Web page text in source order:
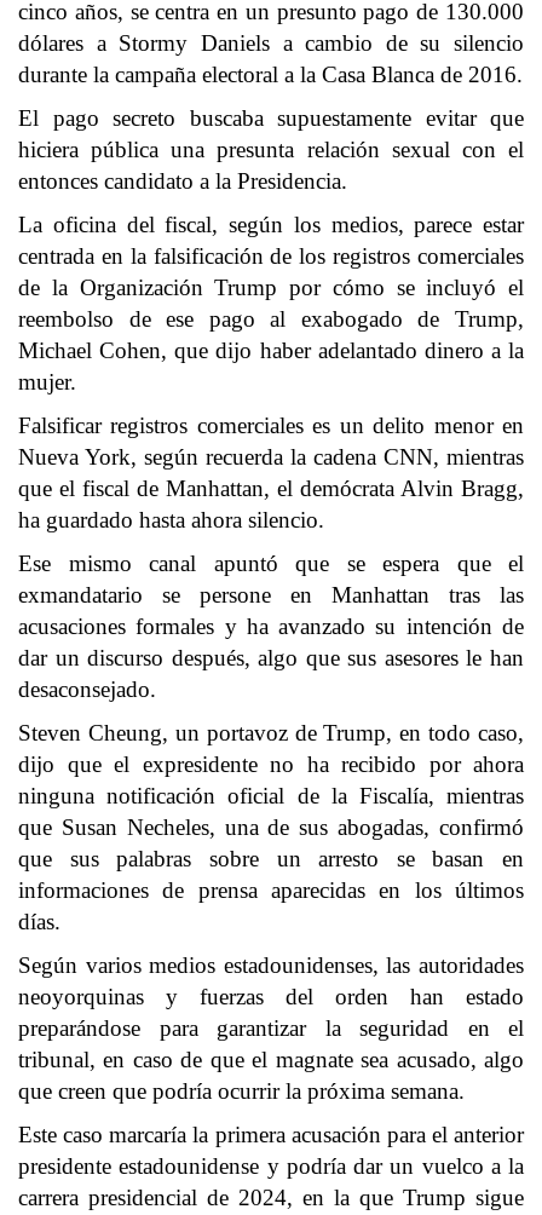
cinco años, se centra en un presunto pago de 130.000
dólares a Stormy Daniels a cambio de su silencio
durante la campaña electoral a la Casa Blanca de 2016.
El pago secreto buscaba supuestamente evitar que
hiciera pública una presunta relación sexual con el
entonces candidato a la Presidencia.
La oficina del fiscal, según los medios, parece estar
centrada en la falsificación de los registros comerciales
de la Organización Trump por cómo se incluyó el
reembolso de ese pago al exabogado de Trump,
Michael Cohen, que dijo haber adelantado dinero a la
mujer.
Falsificar registros comerciales es un delito menor en
Nueva York, según recuerda la cadena CNN, mientras
que el fiscal de Manhattan, el demócrata Alvin Bragg,
ha guardado hasta ahora silencio.
Ese mismo canal apuntó que se espera que el
exmandatario se persone en Manhattan tras las
acusaciones formales y ha avanzado su intención de
dar un discurso después, algo que sus asesores le han
desaconsejado.
Steven Cheung, un portavoz de Trump, en todo caso,
dijo que el expresidente no ha recibido por ahora
ninguna notificación oficial de la Fiscalía, mientras
que Susan Necheles, una de sus abogadas, confirmó
que sus palabras sobre un arresto se basan en
informaciones de prensa aparecidas en los últimos
días.
Según varios medios estadounidenses, las autoridades
neoyorquinas y fuerzas del orden han estado
preparándose para garantizar la seguridad en el
tribunal, en caso de que el magnate sea acusado, algo
que creen que podría ocurrir la próxima semana.
Este caso marcaría la primera acusación para el anterior
presidente estadounidense y podría dar un vuelco a la
carrera presidencial de 2024, en la que Trump sigue